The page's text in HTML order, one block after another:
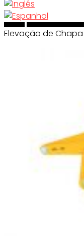
search
Início
Elevação de Chapa